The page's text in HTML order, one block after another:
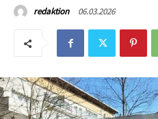
redaktion 06.03.2026